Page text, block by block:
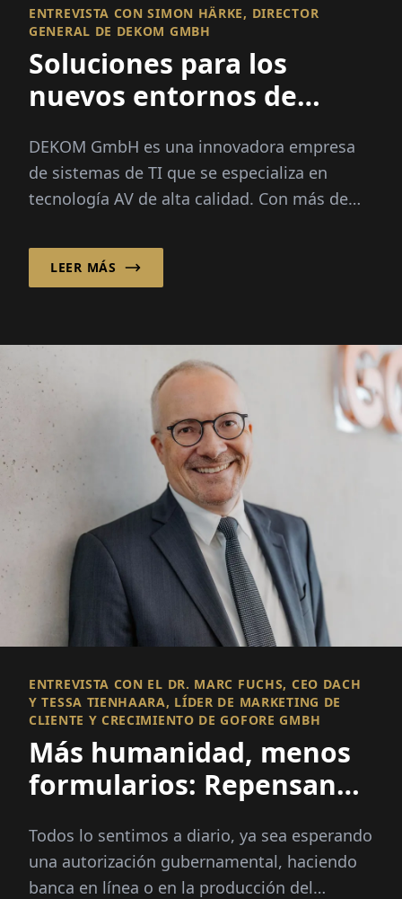
ENTREVISTA CON SIMON HÄRKE, DIRECTOR
GENERAL DE DEKOM GMBH
Soluciones para los
nuevos entornos de
DEKOM GmbH es una innovadora empresa
de sistemas de TI que se especializa en
tecnología AV de alta calidad. Con más de
internacionales...
LEER MÁS
ENTREVISTA CON EL DR. MARC FUCHS, CEO DACH
Y TESSA TIENHAARA, LÍDER DE MARKETING DE
CLIENTE Y CRECIMIENTO DE GOFORE GMBH
Más humanidad, menos
formularios: Repensando
Todos lo sentimos a diario, ya sea esperando
una autorización gubernamental, haciendo
banca en línea o en la producción del